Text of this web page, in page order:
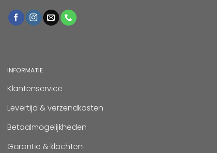
INFORMATIE
Klantenservice
Levertijd & verzendkosten
Betaalmogelijkheden
Garantie & klachten